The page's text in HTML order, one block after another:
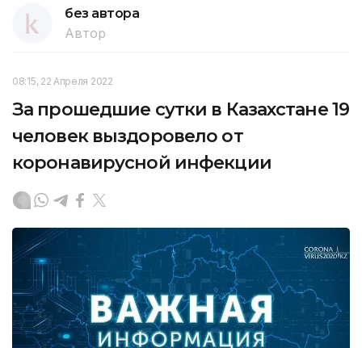
без автора
Автор
08:15, 22 Апреля 2022
За прошедшие сутки в Казахстане 19
человек выздоровело от
коронавирусной инфекции